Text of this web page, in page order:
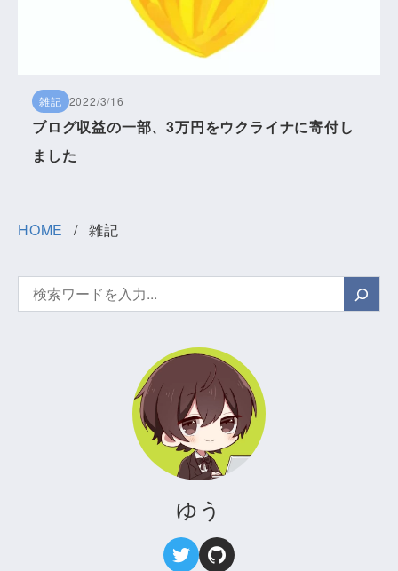
雑記 2022/3/16
ブログ収益の一部、3万円をウクライナに寄付し
ました
HOME 雑記
検
索
ゆう